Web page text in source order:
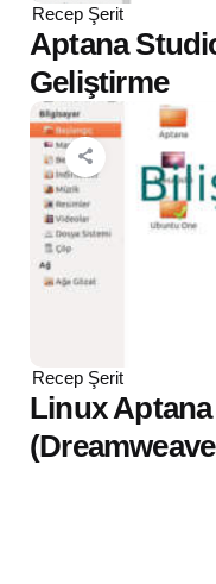
Posted
by
Recep Şerit
Aptana
Geliştirme
Posted
by
Recep Şerit
Linux